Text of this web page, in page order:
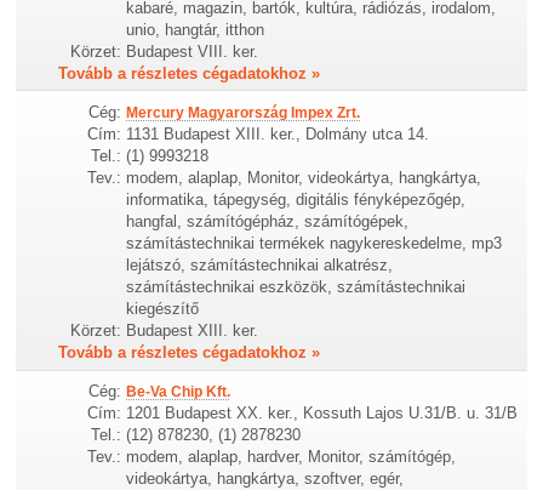
kabaré, magazin, bartók, kultúra, rádiózás, irodalom,
unio, hangtár, itthon
Körzet: Budapest VIII. ker.
Tovább a részletes cégadatokhoz »
Cég: Mercury Magyarország Impex Zrt.
Cím: 1131 Budapest XIII. ker., Dolmány utca 14.
Tel.: (1) 9993218
Tev.: modem, alaplap, Monitor, videokártya, hangkártya,
informatika, tápegység, digitális fényképezőgép,
hangfal, számítógépház, számítógépek,
számítástechnikai termékek nagykereskedelme, mp3
lejátszó, számítástechnikai alkatrész,
számítástechnikai eszközök, számítástechnikai
kiegészítő
Körzet: Budapest XIII. ker.
Tovább a részletes cégadatokhoz »
Cég: Be-Va Chip Kft.
Cím: 1201 Budapest XX. ker., Kossuth Lajos U.31/B. u. 31/B
Tel.: (12) 878230, (1) 2878230
Tev.: modem, alaplap, hardver, Monitor, számítógép,
videokártya, hangkártya, szoftver, egér,